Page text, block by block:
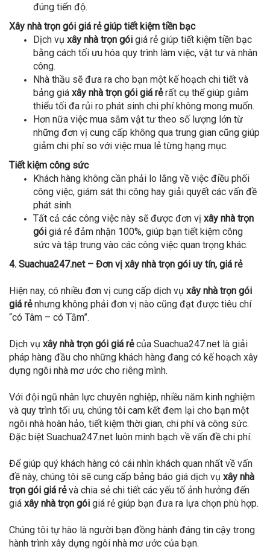
đúng tiến độ.
Xây nhà trọn gói giá rẻ giúp tiết kiệm tiền bạc
Dịch vụ xây nhà trọn gói giá rẻ giúp tiết kiệm tiền bạc
bằng cách tối ưu hóa quy trình làm việc, vật tư và nhân
công.
Nhà thầu sẽ đưa ra cho bạn một kế hoạch chi tiết và
bảng giá xây nhà trọn gói giá rẻrất cụ thể giúp giảm
thiểu tối đa rủi ro phát sinh chi phí không mong muốn.
Hơn nữa việc mua sắm vật tư theo số lượng lớn từ
những đơn vị cung cấp không qua trung gian cũng giúp
giảm chi phí so với việc mua lẻ từng hạng mục.
Tiết kiệm công sức
Khách hàng không cần phải lo lắng về việc điều phối
công việc, giám sát thi công hay giải quyết các vấn đề
phát sinh.
Tất cả các công việc này sẽ được đơn vị xây nhà trọn
gói giá rẻ đảm nhận 100%, giúp bạn tiết kiệm công
sức và tập trung vào các công việc quan trọng khác.
4. Suachua247.net – Đơn vị xây nhà trọn gói uy tín, giá rẻ
Hiện nay, có nhiều đơn vị cung cấp dịch vụ xây nhà trọn gói
giá rẻnhưng không phải đơn vị nào cũng đạt được tiêu chí
“có Tâm – có Tầm”.
Dịch vụ xây nhà trọn gói giá rẻcủa Suachua247.net là giải
pháp hàng đầu cho những khách hàng đang có kế hoạch xây
dựng ngôi nhà mơ ước cho riêng mình.
Với đội ngũ nhân lực chuyên nghiệp, nhiều năm kinh nghiệm
và quy trình tối ưu, chúng tôi cam kết đem lại cho bạn một
ngôi nhà hoàn hảo, tiết kiệm thời gian, chi phí và công sức.
Đặc biệt Suachua247.net luôn minh bạch về vấn đề chi phí.
Để giúp quý khách hàng có cái nhìn khách quan nhất về vấn
đề này, chúng tôi sẽ cung cấp bảng báo giá dịch vụ xây nhà
trọn gói giá rẻvà chia sẻ chi tiết các yếu tố ảnh hưởng đến
giá xây nhà trọn gói giá rẻ giúp bạn đưa ra lựa chọn phù hợp.
Chúng tôi tự hào là người bạn đồng hành đáng tin cậy trong
hành trình xây dựng ngôi nhà mơ ước của bạn.